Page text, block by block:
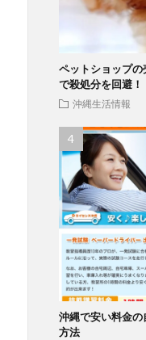
ペットショップ
で殺処分を回避！
沖縄生活情報
沖縄で安い料金
方法